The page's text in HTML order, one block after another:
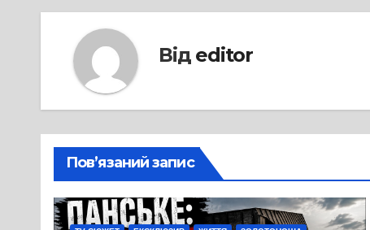
Від editor
Пов’язаний запис